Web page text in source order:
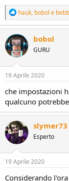
R
e
a
c
t
i
o
n
s
hauk, bobol e
bobol
GURU
19 Aprile 2020
che impostazioni
qualcuno
slymer73
Esperto
19 Aprile 2020
Considerando